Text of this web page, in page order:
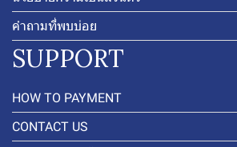
คำถามที่พบบ่อย
SUPPORT
HOW TO PAYMENT
CONTACT US